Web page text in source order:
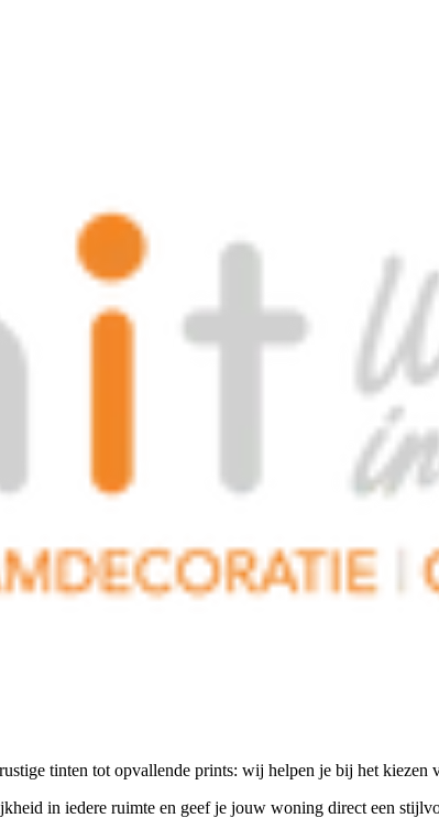
tinten tot opvallende prints: wij helpen je bij het
in iedere ruimte en geef je jouw woning direct een